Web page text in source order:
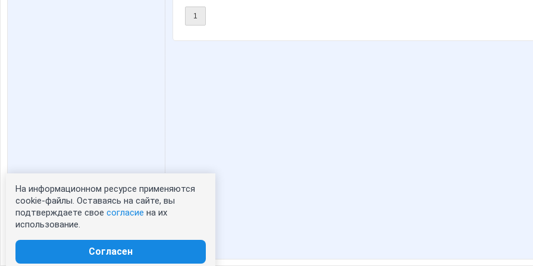
Статистика портрета:
сейчас просматривают портрет - 0
зарегистрированные пользователи
1
На информационном ресурсе применяются
cookie-файлы. Оставаясь на сайте, вы
подтверждаете свое согласие на их
использование.
Согласен